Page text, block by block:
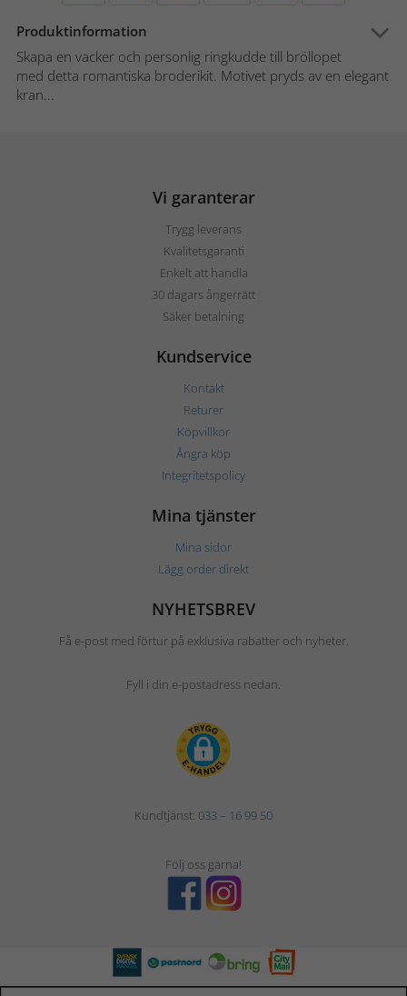
Produktinformation
Skapa en vacker och personlig ringkudde till bröllopet
med detta romantiska broderikit. Motivet pryds av en elegant
kran...
Vi garanterar
Trygg leverans
Kvalitetsgaranti
Enkelt att handla
30 dagars ångerrätt
Säker betalning
Kundservice
Kontakt
Returer
Köpvillkor
Ångra köp
Integritetspolicy
Mina tjänster
Mina sidor
Lägg order direkt
NYHETSBREV
Få e-post med förtur på exklusiva rabatter och nyheter.
Fyll i din e-postadress nedan.
Kundtjänst: 033 – 16 99 50
Följ oss gärna!